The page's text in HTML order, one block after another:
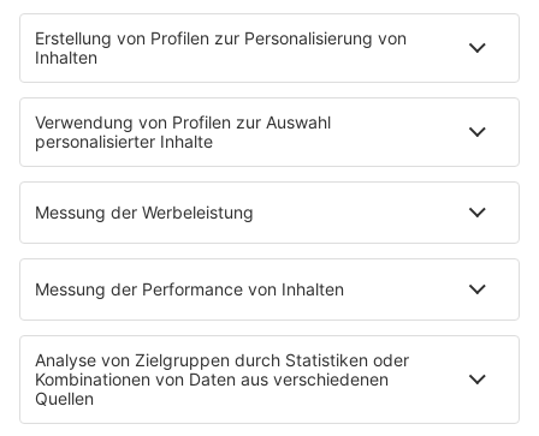
HOME
INFOS
Kontakt
Newsletter
Jobs & Praktika
Pressekontakt
Pressemeldungen
WERBUNG
Mediadaten und Preisliste
Ansprechpartner